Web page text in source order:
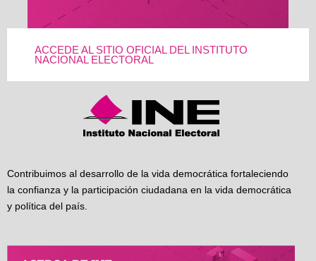
ACCEDE AL SITIO OFICIAL DEL INSTITUTO
NACIONAL ELECTORAL
Contribuimos al desarrollo de la vida democrática fortaleciendo
la confianza y la participación ciudadana en la vida democrática
y política del país.